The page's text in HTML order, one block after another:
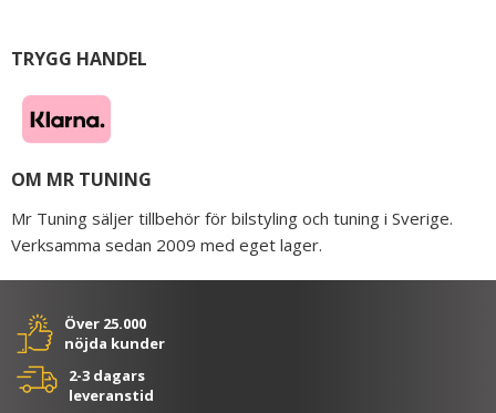
TRYGG HANDEL
OM MR TUNING
Mr Tuning säljer tillbehör för bilstyling och tuning i Sverige.
Verksamma sedan 2009 med eget lager.
Över 25.000
nöjda kunder
2-3 dagars
leveranstid